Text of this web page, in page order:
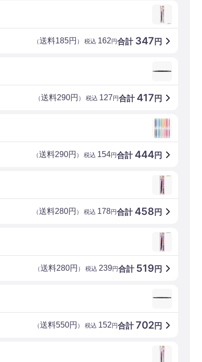
合計 347 円
（送料185円 ） 税込 162円
合計 417 円
（送料290円 ） 税込 127円
合計 444円
（送料290円 ） 税込 154円
合計 458 円
（送料280円 ） 税込 178円
合計 519 円
（送料280円 ） 税込 239円
合計702円
（送料550円 ） 税込 152円